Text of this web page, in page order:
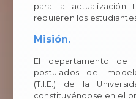
para la actualización
requieren los
Misión.
El departamento de
postulados del
(T.I.E.) de la
constituyéndose en el